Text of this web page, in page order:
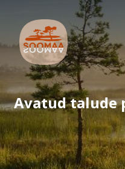
Avatud talude